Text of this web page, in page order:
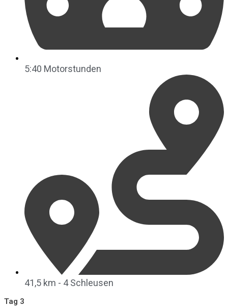
5:40 Motorstunden
41,5 km - 4 Schleusen
Tag 3